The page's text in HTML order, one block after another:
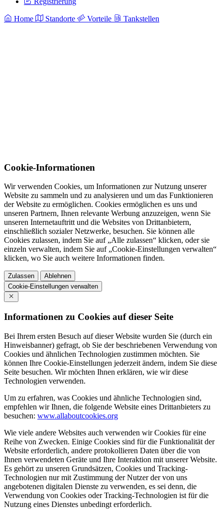
Home Standorte Vorteile Tankstellen
Cookie-Informationen
Wir verwenden Cookies, um Informationen zur Nutzung unserer
Website zu sammeln und zu analysieren und um das Funktionieren
der Website zu ermöglichen. Cookies ermöglichen es uns und
unseren Partnern, Ihnen relevante Werbung anzuzeigen, wenn Sie
unseren Internetauftritt und die Websites von Drittanbietern,
einschließlich sozialer Netzwerke, besuchen. Sie können alle
Cookies zulassen, indem Sie auf „Alle zulassen“ klicken, oder sie
einzeln verwalten, indem Sie auf „Cookie-Einstellungen verwalten“
klicken, wo Sie auch weitere Informationen finden.
Zulassen
Ablehnen
Cookie-Einstellungen verwalten
Informationen zu Cookies auf dieser Seite
Bei Ihrem ersten Besuch auf dieser Website wurden Sie (durch ein
Hinweisbanner) gefragt, ob Sie der beschriebenen Verwendung von
Cookies und ähnlichen Technologien zustimmen möchten. Sie
können Ihre Cookie-Einstellungen jederzeit ändern, indem Sie diese
Seite besuchen. Wir möchten Ihnen erklären, wie wir diese
Technologien verwenden.
Um zu erfahren, was Cookies und ähnliche Technologien sind,
empfehlen wir Ihnen, die folgende Website eines Drittanbieters zu
besuchen: www.allaboutcookies.org
Wie viele andere Websites auch verwenden wir Cookies für eine
Reihe von Zwecken. Einige Cookies sind für die Funktionalität der
Website erforderlich, andere protokollieren Daten über die von
Ihnen verwendeten Geräte und Ihre Interaktion mit unserer Website.
Es gehört zu unseren Grundsätzen, Cookies und Tracking-
Technologien nur mit Zustimmung der Nutzer der von uns
angebotenen digitalen Dienste zu verwenden, es sei denn, die
Verwendung von Cookies oder Tracking-Technologien ist für die
Nutzung eines Dienstes unbedingt erforderlich.